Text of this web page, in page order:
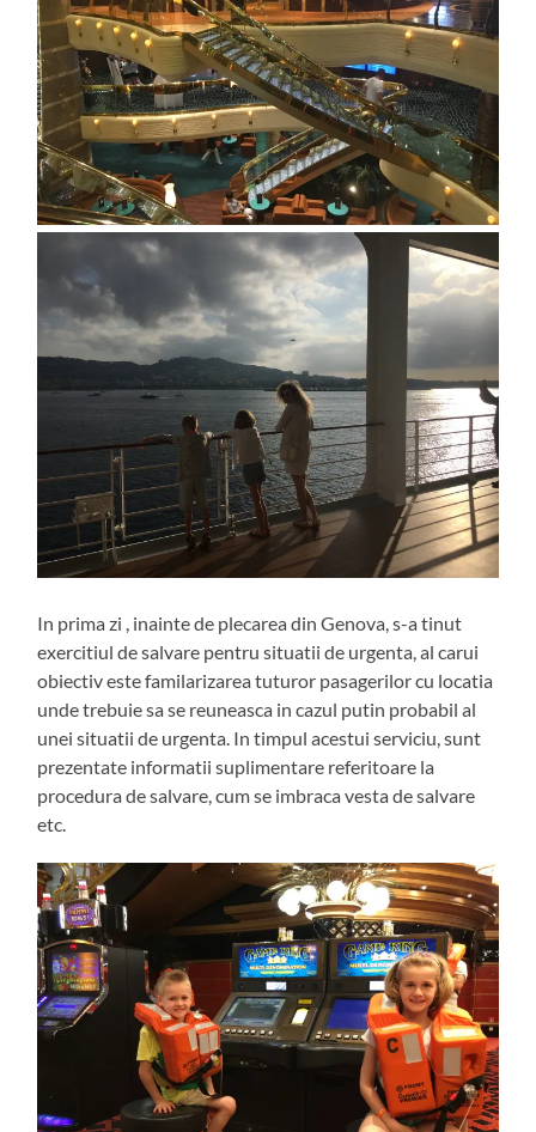
In prima zi , inainte de plecarea din Genova, s-a tinut
exercitiul de salvare pentru situatii de urgenta, al carui
obiectiv este familarizarea tuturor pasagerilor cu locatia
unde trebuie sa se reuneasca in cazul putin probabil al
unei situatii de urgenta. In timpul acestui serviciu, sunt
prezentate informatii suplimentare referitoare la
procedura de salvare, cum se imbraca vesta de salvare
etc.